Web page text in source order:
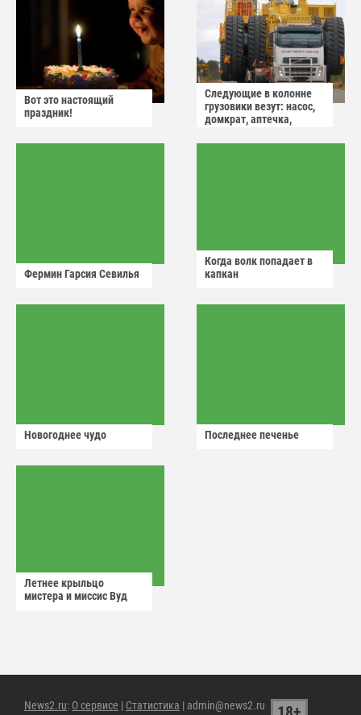
Вот это настоящий
праздник!
Следующие в колонне
грузовики везут: насос,
домкрат, аптечка,
Фермин Гарсия Севилья
Когда волк попадает в
капкан
Новогоднее чудо Последнее печенье
Летнее крыльцо
мистера и миссис Вуд
News2.ru: О сервисе | Статистика | admin@news2.ru